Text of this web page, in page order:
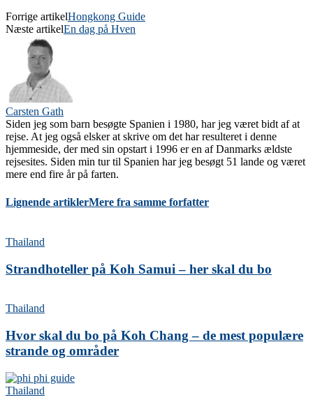
Forrige artikelHongkong Guide
Næste artikelEn dag på Hven
Carsten Gath
Siden jeg som barn besøgte Spanien i 1980, har jeg været bidt af at
rejse. At jeg også elsker at skrive om det har resulteret i denne
hjemmeside, der med sin opstart i 1996 er en af Danmarks ældste
rejsesites. Siden min tur til Spanien har jeg besøgt 51 lande og været
mere end fire år på farten.
Lignende artiklerMere fra samme forfatter
Thailand
Strandhoteller på Koh Samui – her skal du bo
Thailand
Hvor skal du bo på Koh Chang – de mest populære
strande og områder
Thailand